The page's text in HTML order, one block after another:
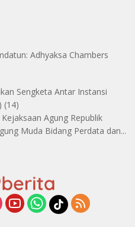
Adhyaksa Chambers
Sengketa Antar Instansi
(14)
Agung Republik
Muda Bidang Perdata dan...